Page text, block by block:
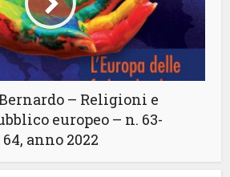
– Religioni e
europeo – n. 63-
64, anno 2022